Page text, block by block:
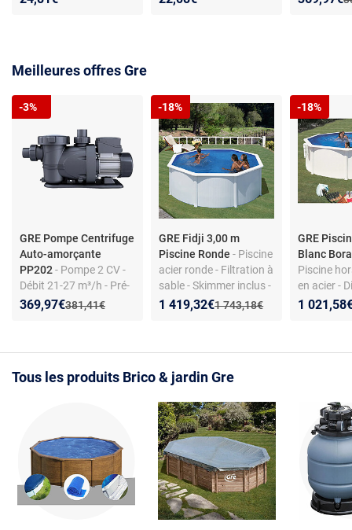
Meilleures offres Gre
GRE Pompe Centrifuge
Auto-amorçante
PP202- Pompe 2 CV -
Débit 21-27 m³/h - Pré-
filtre incorporé -
Ancien prix :
381,41€
Nouveau prix :
369,97€
Réduction de :
-3%
GRE Fidji 3,00 m
Piscine Ronde - Piscine
acier ronde - Filtration à
sable - Skimmer inclus -
Échelle de sécurité -
Ancien prix :
1 743,18€
Nouveau prix :
1 419,32€
Réduction de :
-18%
GRE
Blanc
Piscine
en acier -
3,70 x
Nouveau
1
-18%
Tous les produits Brico & jardin Gre